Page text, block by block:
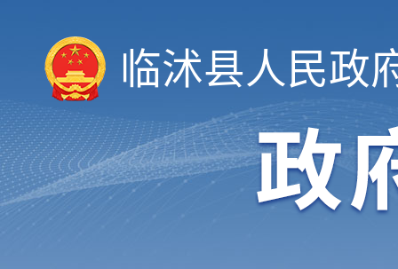
临沭县人民政
机构职能
履职依据
会议公开
决策公开
规划计划
统计信息